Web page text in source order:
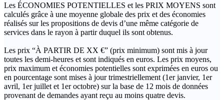
Les ÉCONOMIES POTENTIELLES et les PRIX MOYENS sont
calculés grâce à une moyenne globale des prix et des économies
réalisés sur les propositions de devis d’une même catégorie de
services dans le rayon à partir duquel ils sont obtenus.
Les prix “À PARTIR DE XX €” (prix minimum) sont mis à jour
toutes les demi-heures et sont indiqués en euros. Les prix moyens,
prix maximum et économies potentielles sont exprimées en euros ou
en pourcentage sont mises à jour trimestriellement (1er janvier, 1er
avril, 1er juillet et 1er octobre) sur la base de 12 mois de données
provenant de demandes ayant reçu au moins quatre devis.